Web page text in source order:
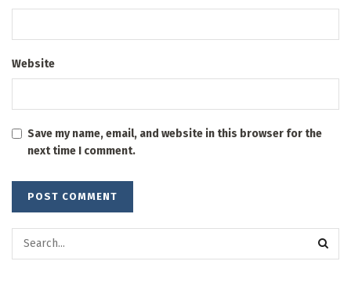
Website
Save my name, email, and website in this browser for the
next time I comment.